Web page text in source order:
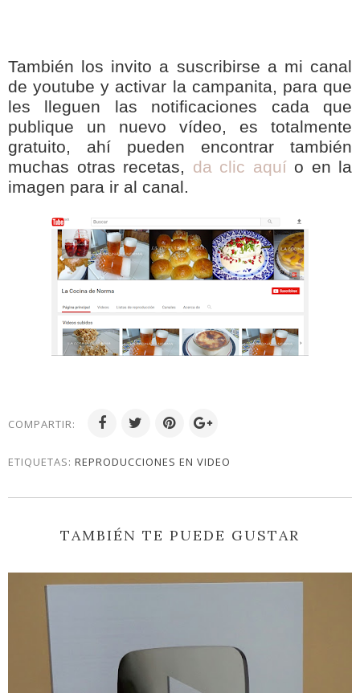
También los invito a suscribirse a mi canal
de youtube y activar la campanita, para que
les lleguen las notificaciones cada que
publique un nuevo vídeo, es totalmente
gratuito, ahí pueden encontrar también
muchas otras recetas, da clic aquío en la
imagen para ir al canal.
COMPARTIR:
ETIQUETAS: REPRODUCCIONES EN VIDEO
TAMBIÉN TE PUEDE GUSTAR